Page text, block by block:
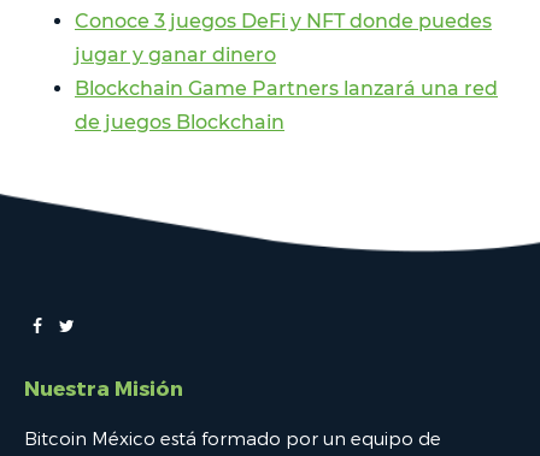
Conoce 3 juegos DeFi y NFT donde puedes
jugar y ganar dinero
Blockchain Game Partners lanzará una red
de juegos Blockchain
Nuestra Misión
Bitcoin México está formado por un equipo de